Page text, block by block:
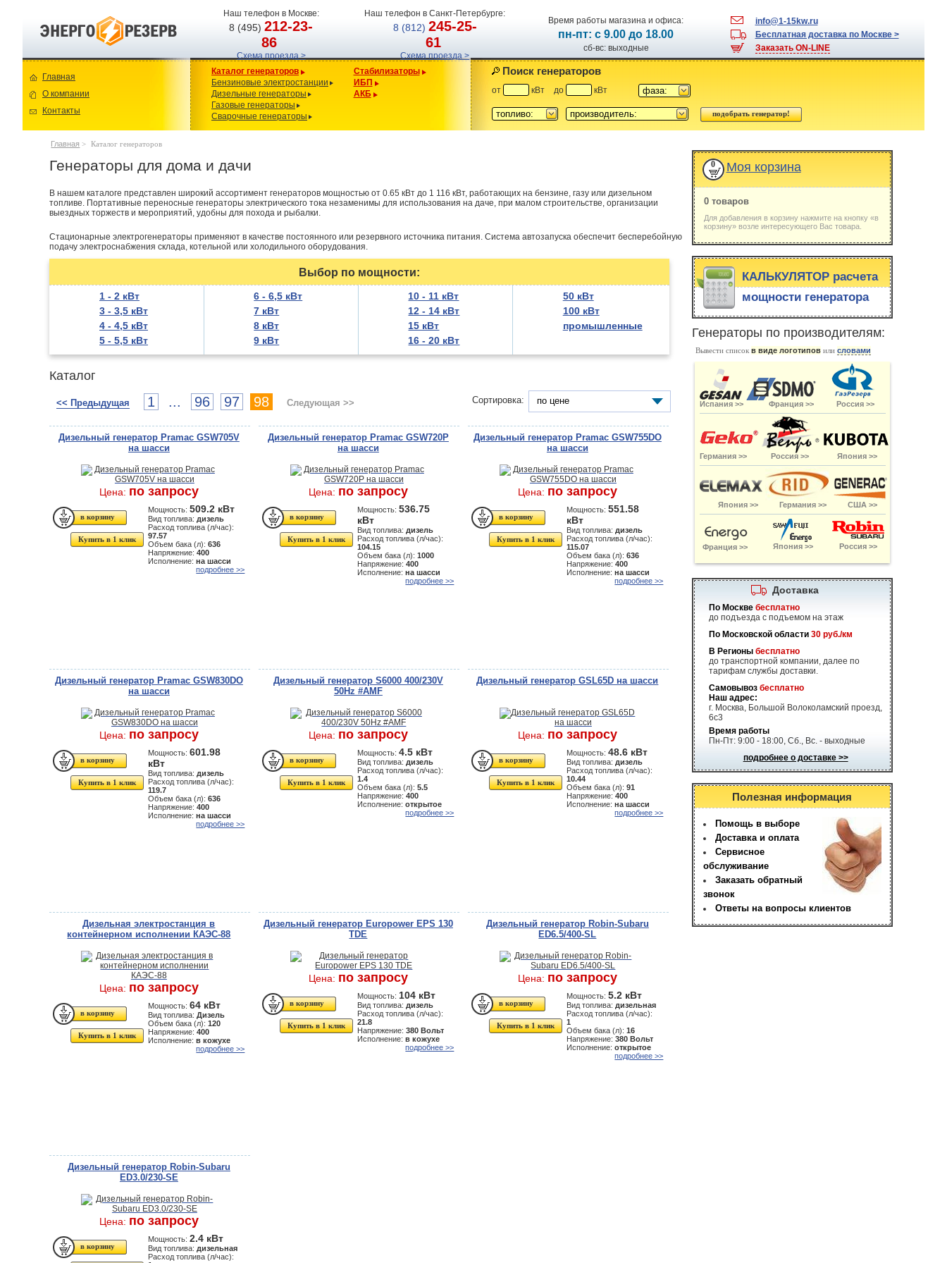
Наш телефон в Москве:
8 (495)212-23-
86
Схема проезда >
Наш телефон в Санкт-Петербурге:
8 (812) 245-25-
61
Схема проезда >
Время работы магазина и офиса:
пн-пт: с 9.00 до 18.00
сб-вс: выходные
info@1-15kw.ru
Бесплатная доставка по Москве >
Заказать ON-LINE
Главная
О компании
Контакты
Каталог генераторов
Бензиновые электростанции
Дизельные генераторы
Газовые генераторы
Сварочные генераторы
Стабилизаторы
ИБП
АКБ
Поиск генераторов
от кВт до кВт фаза:
топливо: производитель:
Главная > Каталог генераторов
Генераторы для дома и дачи
В нашем каталоге представлен широкий ассортимент генераторов мощностью от 0.65 кВт до 1 116 кВт, работающих на бензине, газу или дизельном
топливе. Портативные переносные генераторы электрического тока незаменимы для использования на даче, при малом строительстве, организации
выездных торжеств и мероприятий, удобны для похода и рыбалки.
Стационарные электрогенераторы применяют в качестве постоянного или резервного источника питания. Система автозапуска обеспечит бесперебойную
подачу электроснабжения склада, котельной или холодильного оборудования.
Выбор по мощности:
1 - 2 кВт
3 - 3,5 кВт
4 - 4,5 кВт
5 - 5,5 кВт
6 - 6,5 кВт
7 кВт
8 кВт
9 кВт
10 - 11 кВт
12 - 14 кВт
15 кВт
16 - 20 кВт
50 кВт
100 кВт
промышленные
Каталог
Сортировка: по цене
<< Предыдущая 1 ... 96 97 98 Следующая >>
Дизельный генератор Pramac GSW705V
на шасси
Цена: по запросу
Купить в 1 клик
Мощность:509.2 кВт
Вид топлива: дизель
Расход топлива (л/час):
97.57
Объем бака (л):636
Напряжение:400
Исполнение:на шасси
подробнее >>
Дизельный генератор Pramac GSW720P
на шасси
Цена: по запросу
Купить в 1 клик
Мощность:536.75
кВт
Вид топлива: дизель
Расход топлива (л/час):
104.15
Объем бака (л):1000
Напряжение:400
Исполнение:на шасси
подробнее >>
Дизельный генератор Pramac GSW755DO
на шасси
Цена: по запросу
Купить в 1 клик
Мощность:551.58
кВт
Вид топлива: дизель
Расход топлива (л/час):
115.07
Объем бака (л):636
Напряжение:400
Исполнение:на шасси
подробнее >>
Дизельный генератор Pramac GSW830DO
на шасси
Цена: по запросу
Купить в 1 клик
Мощность:601.98
кВт
Вид топлива: дизель
Расход топлива (л/час):
119.7
Объем бака (л):636
Напряжение:400
Исполнение:на шасси
подробнее >>
Дизельный генератор S6000 400/230V
50Hz #AMF
Цена: по запросу
Купить в 1 клик
Мощность:4.5 кВт
Вид топлива: дизель
Расход топлива (л/час):
1.4
Объем бака (л):5.5
Напряжение:400
Исполнение:открытое
подробнее >>
Дизельный генератор GSL65D на шасси
Цена: по запросу
Купить в 1 клик
Мощность:48.6 кВт
Вид топлива: дизель
Расход топлива (л/час):
10.44
Объем бака (л):91
Напряжение:400
Исполнение:на шасси
подробнее >>
Дизельная электростанция в
контейнерном исполнении КАЭС-88
Цена: по запросу
Купить в 1 клик
Мощность:64 кВт
Вид топлива:Дизель
Объем бака (л):120
Напряжение:400
Исполнение:в кожухе
подробнее >>
Дизельный генератор Europower EPS 130
TDE
Цена: по запросу
Купить в 1 клик
Мощность: 104 кВт
Вид топлива: дизель
Расход топлива (л/час):
21.8
Напряжение:380 Вольт
Исполнение:в кожухе
подробнее >>
Дизельный генератор Robin-Subaru
ED6.5/400-SL
Цена: по запросу
Купить в 1 клик
Мощность:5.2 кВт
Вид топлива: дизельная
Расход топлива (л/час):
1
Объем бака (л):16
Напряжение:380 Вольт
Исполнение:открытое
подробнее >>
Дизельный генератор Robin-Subaru
ED3.0/230-SE
Цена: по запросу
Мощность:2.4 кВт
Вид топлива: дизельная
Расход топлива (л/час):
0 Моя корзина
0 товаров
Для добавления в корзину нажмите на кнопку «в
корзину» возле интересующего Вас товара.
КАЛЬКУЛЯТОР расчета
мощности генератора
Генераторы по производителям:
Вывести список в виде логотиповили словами
Германия >>
Испания >> Франция >>
Германия >> Россия >> Япония >>
Япония >> США >>
Франция >> Япония >> Россия >>
Россия >>
Доставка
По Москве бесплатно
до подъезда с подъемом на этаж
По Московской области 30 руб./км
В Регионы бесплатно
до транспортной компании, далее по
тарифам службы доставки.
Самовывоз бесплатно
Наш адрес:
г. Москва, Большой Волоколамский проезд,
6с3
Время работы
Пн-Пт: 9:00 - 18:00, Сб., Вс. - выходные
подробнее о доставке >>
Полезная информация
Помощь в выборе
Доставка и оплата
Сервисное
обслуживание
Заказать обратный
звонок
Ответы на вопросы клиентов